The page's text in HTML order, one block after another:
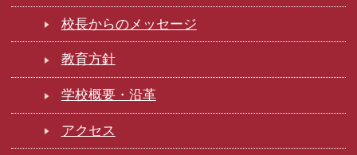
校長からのメッセージ
教育方針
学校概要・沿革
アクセス